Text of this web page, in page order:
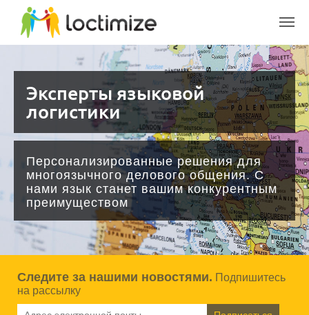
Skip to main content
Эксперты языковой
логистики
Персонализированные решения для
многоязычного делового общения. С
нами язык станет вашим конкурентным
преимуществом
Следите за нашими новостями. Подпишитесь
на рассылку